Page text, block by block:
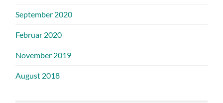
September 2020
Februar 2020
November 2019
August 2018